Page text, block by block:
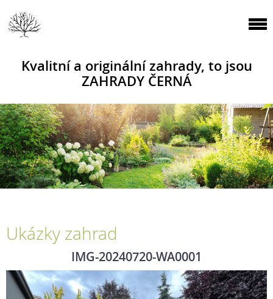
Kvalitní a originální zahrady, to jsou
ZAHRADY ČERNÁ
Ukázky zahrad
IMG-20240720-WA0001